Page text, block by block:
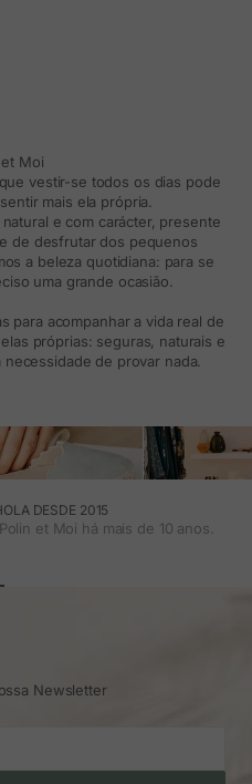
Moi
vestir-se todos os dias pode
mais ela própria.
e com carácter, presente
de desfrutar dos pequenos
a beleza quotidiana: para se
uma grande ocasião.
para acompanhar a vida real de
próprias: seguras, naturais e
de provar nada.
DESDE 2015
et Moi há mais de 10 anos.
Newsletter